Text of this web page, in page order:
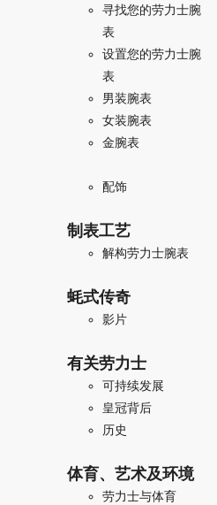
寻找您的劳力士腕
表
设置您的劳力士腕
表
男装腕表
女装腕表
金腕表
配饰
制表工艺
解构劳力士腕表
蚝式传奇
影片
有关劳力士
可持续发展
皇冠背后
历史
体育、艺术及环境
劳力士与体育